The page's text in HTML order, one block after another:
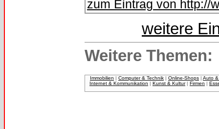
zum Eintrag von http://
weitere
Weitere Themen:
Immobilien | Computer & Technik | Online-Shops | Auto &
Internet & Kommunikation | Kunst & Kultur| Firmen |